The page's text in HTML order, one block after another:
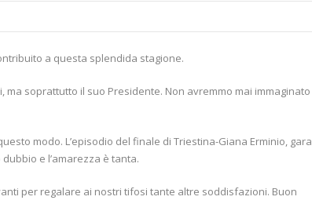
a questa splendida stagione.
soprattutto il suo Presidente. Non avremmo mai immaginato
modo. L’episodio del finale di Triestina-Giana Erminio, gara
e l’amarezza è tanta.
per regalare ai nostri tifosi tante altre soddisfazioni. Buon